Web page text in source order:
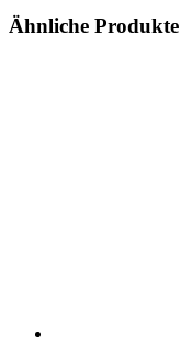
Ähnliche Produkte